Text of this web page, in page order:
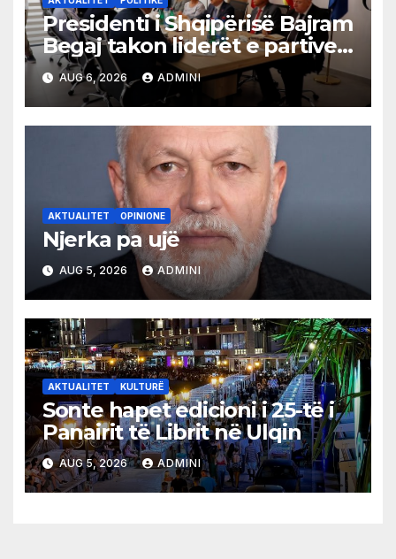
Presidenti i Shqipërisë Bajram
Begaj takon liderët e partive
shqiptare në Ulqin
AUG 6, 2026 ADMINI
AKTUALITET OPINIONE
Njerka pa ujë
AUG 5, 2026 ADMINI
AKTUALITET KULTURË
Sonte hapet edicioni i 25-të i
Panairit të Librit në Ulqin
AUG 5, 2026 ADMINI